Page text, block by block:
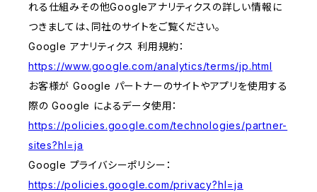
れる仕組みその他Googleアナリティクスの詳しい情報に
つきましては、同社のサイトをご覧ください。
Google アナリティクス 利用規約：
https://www.google.com/analytics/terms/jp.html
お客様が Google パートナーのサイトやアプリを使用する
際の Google によるデータ使用：
https://policies.google.com/technologies/partner-
sites?hl=ja
Google プライバシーポリシー：
https://policies.google.com/privacy?hl=ja